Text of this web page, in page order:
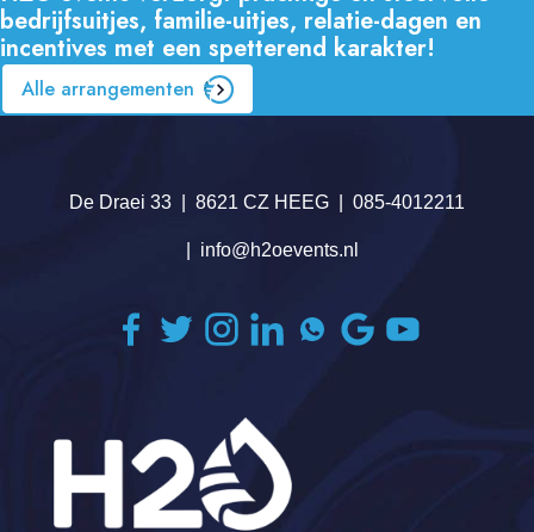
bedrijfsuitjes, familie-uitjes, relatie-dagen en
incentives met een spetterend karakter!
Alle arrangementen
De Draei 33 8621 CZ HEEG 085-4012211
info@h2oevents.nl